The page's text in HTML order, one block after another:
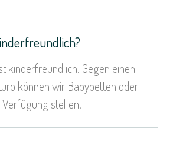
kinderfreundlich. Gegen einen
können wir Babybetten oder
stellen.